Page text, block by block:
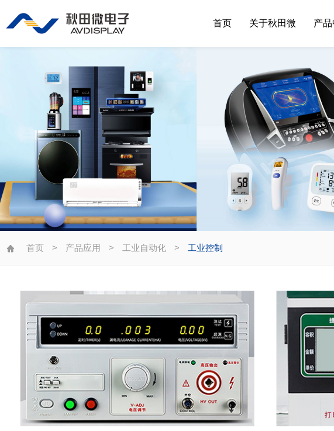
首页 关于秋田微 产
首页 > 产品应用 > 工业自动化 > 工业控制